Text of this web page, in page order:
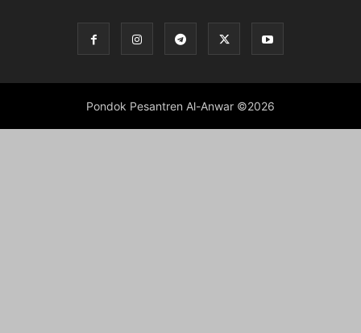
Pondok Pesantren Al-Anwar ©2026